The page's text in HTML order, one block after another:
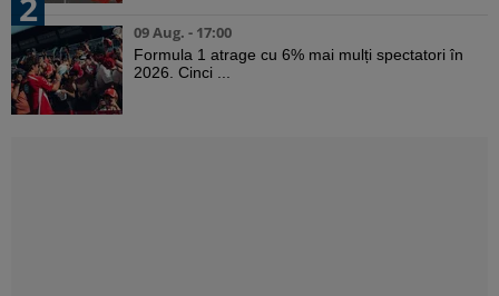
09 Aug. - 17:00
Formula 1 atrage cu 6% mai mulți spectatori în
2026. Cinci ...